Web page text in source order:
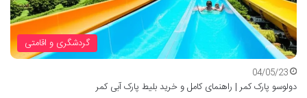
گردشگری و اقامتی
04/05/23
دولوسو پارک کمر | راهنمای کامل و خرید بلیط پارک آبی کمر